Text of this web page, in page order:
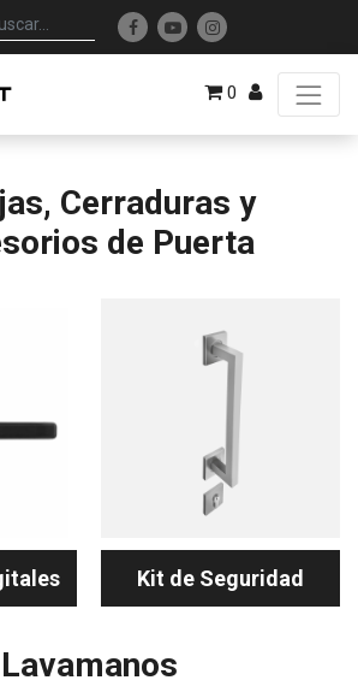
0
Cerraduras y
de Puerta
Kit de Seguridad
Lavamanos